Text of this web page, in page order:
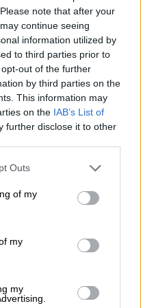
note that after your
continue seeing
information utilized by
to third parties prior to
out of the further
by third parties on the
This information may
on the IAB’s List of
further disclose it to other
Outs
of my
my
my